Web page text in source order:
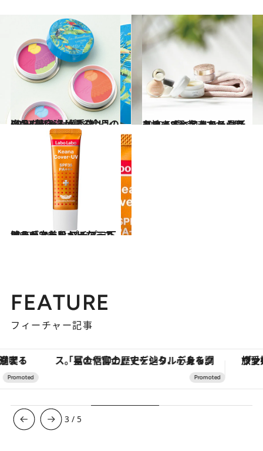
2019.4.22
CREA美容班が選ぶ今月の逸品7選 とろけるクレンジングバームが秀逸！
ビューティ＆ヘルス 2019.5.5
心地よさに包まれる最新コスメ8選 起きてから眠るまでずっとリラックス
ビューティ＆ヘルス
2019.5.16
凹凸がフラットになってツルンと美肌 プチプラ下地で毛穴をなかったことに
ビューティ＆ヘルス
FEATURE
フィーチャー記事
「星のや富士」でデジタルデトックス。冨士信仰の歴史を辿り、心身を調える。 ヴァシュロン・コンス
3 / 5